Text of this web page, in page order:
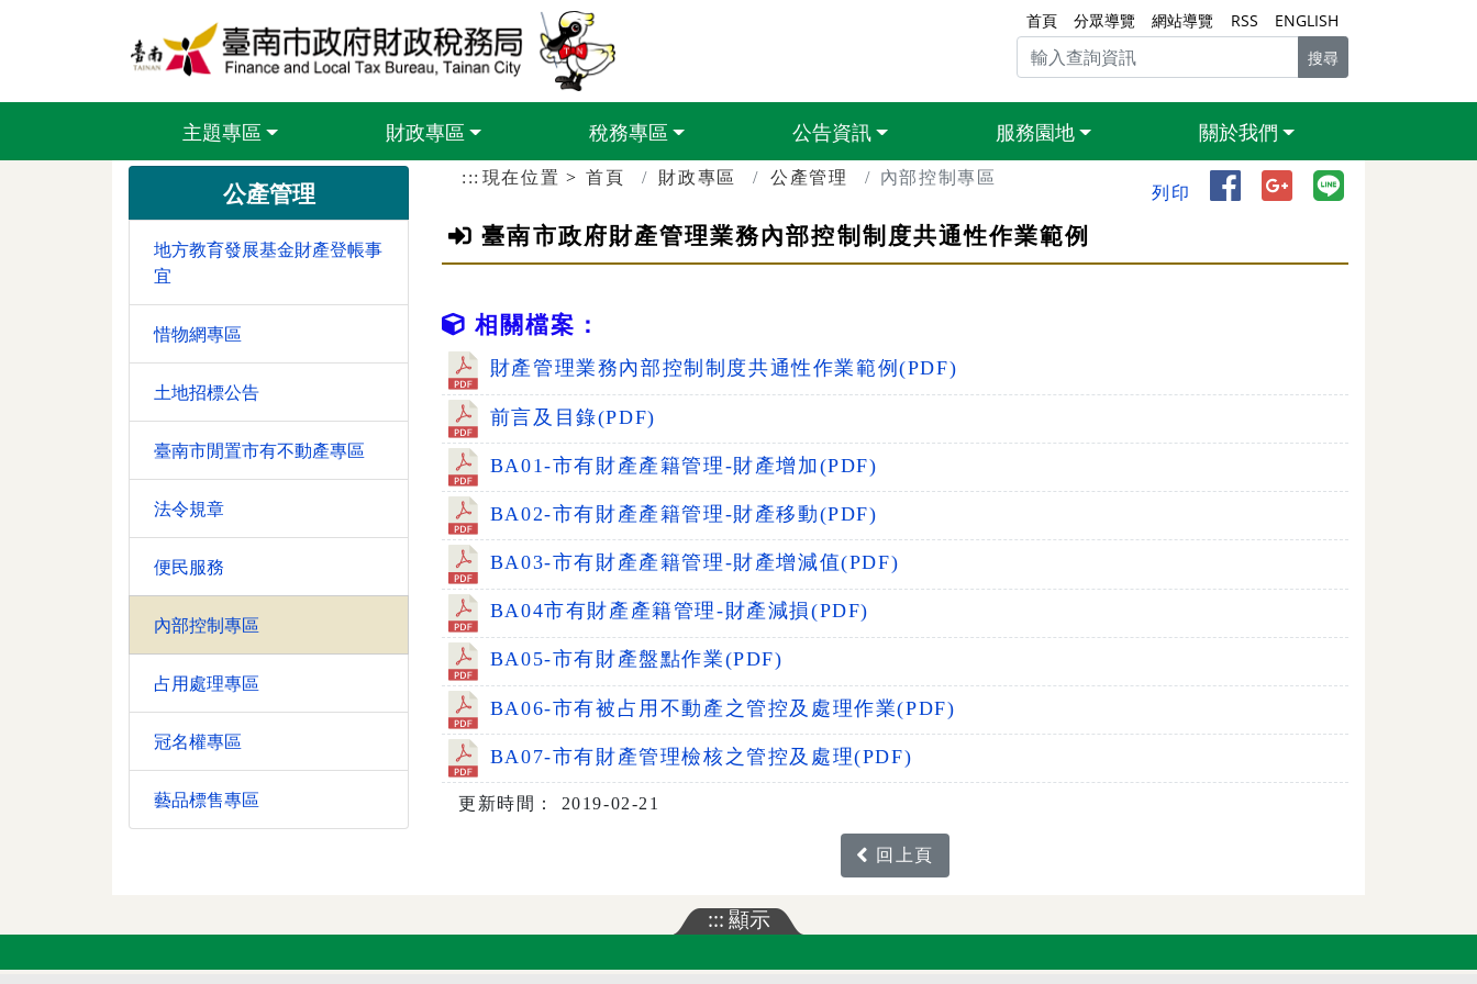
首頁 分眾導覽 網站導覽 RSS
ENGLISH
搜尋
主題專區 財政專區 稅務專區 公告資訊 服務園地 關於我們
公產管理
地方教育發展基金財產登帳事
宜
惜物網專區
土地招標公告
臺南市閒置市有不動產專區
法令規章
便民服務
內部控制專區
占用處理專區
冠名權專區
藝品標售專區
::: 現在位置 首頁 財政專區 公產管理
內部控制專區
列印
分享到 Facebook（另開新
分享到 Google+（
臺南市政府財產管理業務內部控制制度共通性作業範例
相關檔案：
財產管理業務內部控制制度共通性作業範例(PDF)
前言及目錄(PDF)
BA01-市有財產產籍管理-財產增加(PDF)
BA02-市有財產產籍管理-財產移動(PDF)
BA03-市有財產產籍管理-財產增減值(PDF)
BA04市有財產產籍管理-財產減損(PDF)
BA05-市有財產盤點作業(PDF)
BA06-市有被占用不動產之管控及處理作業(PDF)
BA07-市有財產管理檢核之管控及處理(PDF)
更新時間： 2019-02-21
回上頁
:::顯示